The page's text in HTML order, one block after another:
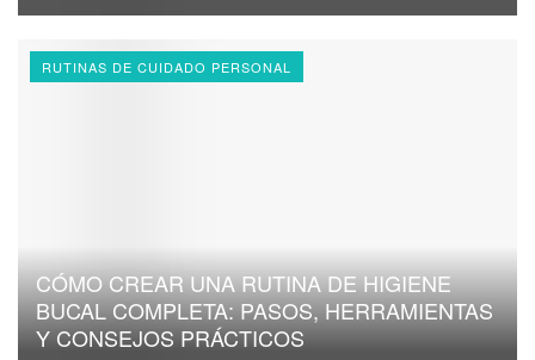
RUTINAS DE CUIDADO PERSONAL
CÓMO CREAR UNA RUTINA DE HIGIENE
BUCAL COMPLETA: PASOS, HERRAMIENTAS
Y CONSEJOS PRÁCTICOS